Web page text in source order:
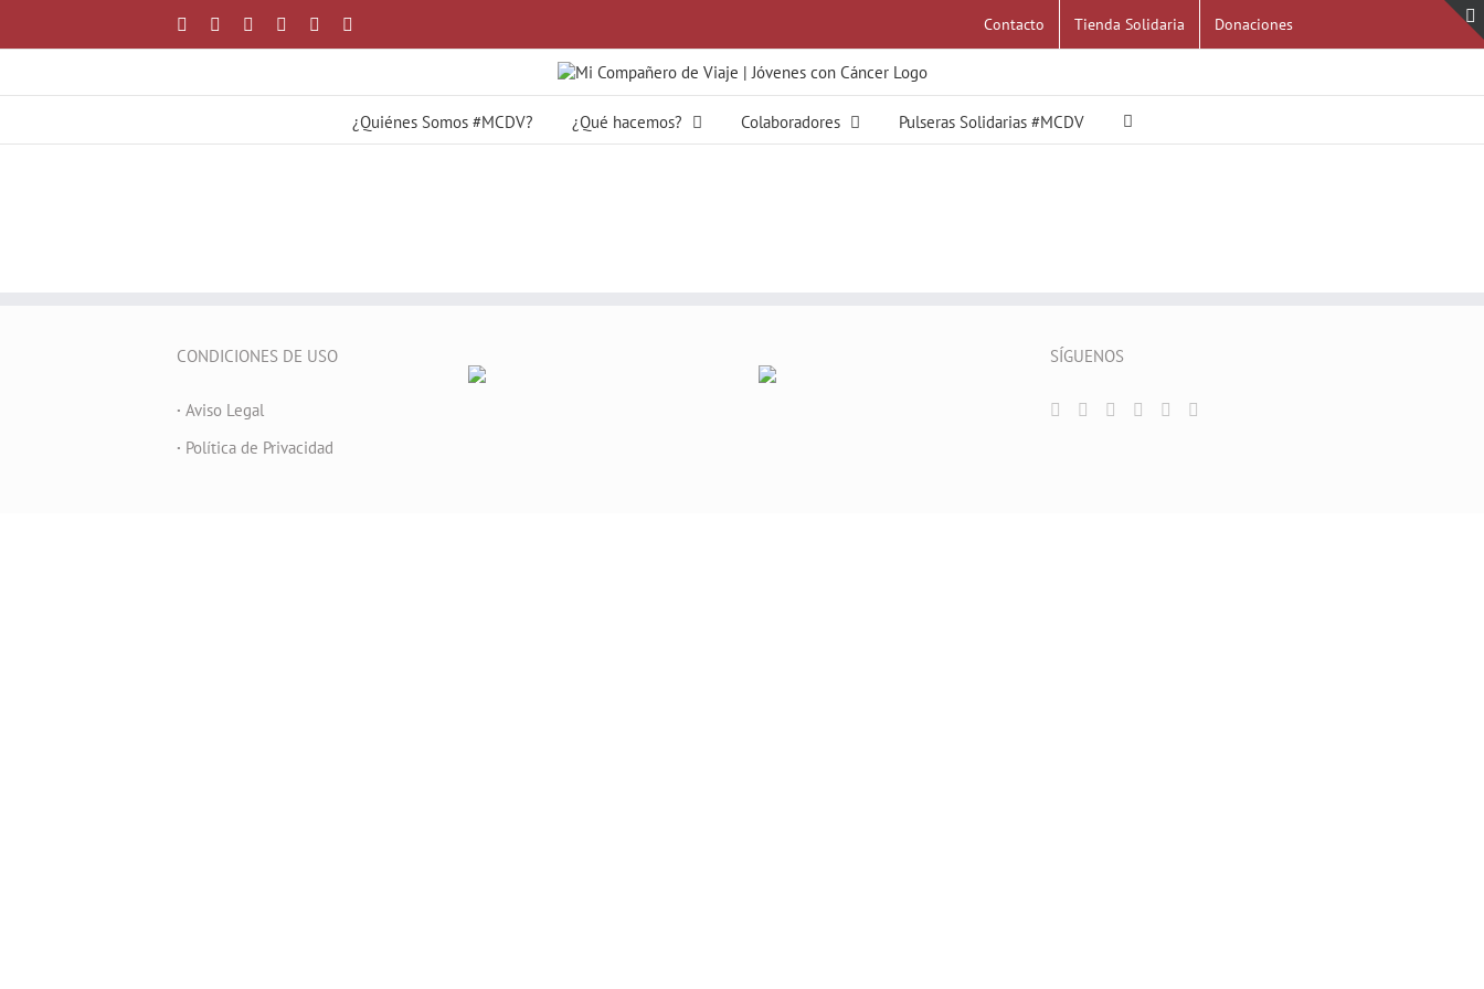
contenido
Facebook YouTubeInstagram
Correo
Contacto Tienda Solidaria Donaciones
¿Quiénes Somos #MCDV? ¿Qué hacemos? Colaboradores Pulseras Solidarias #MCDV
CONDICIONES DE USO
· Aviso Legal
· Política de Privacidad
SÍGUENOS